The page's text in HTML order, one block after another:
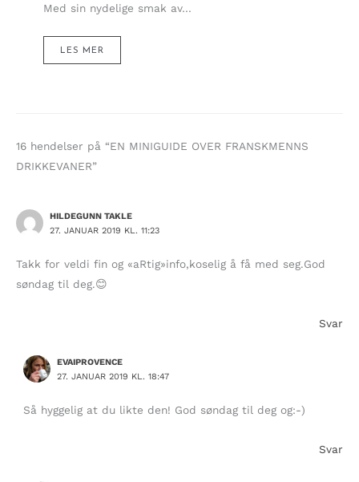
Med sin nydelige smak av…
LES MER
16 hendelser på “EN MINIGUIDE OVER FRANSKMENNS
DRIKKEVANER”
HILDEGUNN TAKLE
27. JANUAR 2019 KL. 11:23
Takk for veldi fin og «aRtig»info,koselig å få med seg.God
søndag til deg.😊
Svar
EVAIPROVENCE
27. JANUAR 2019 KL. 18:47
Så hyggelig at du likte den! God søndag til deg og:-)
Svar